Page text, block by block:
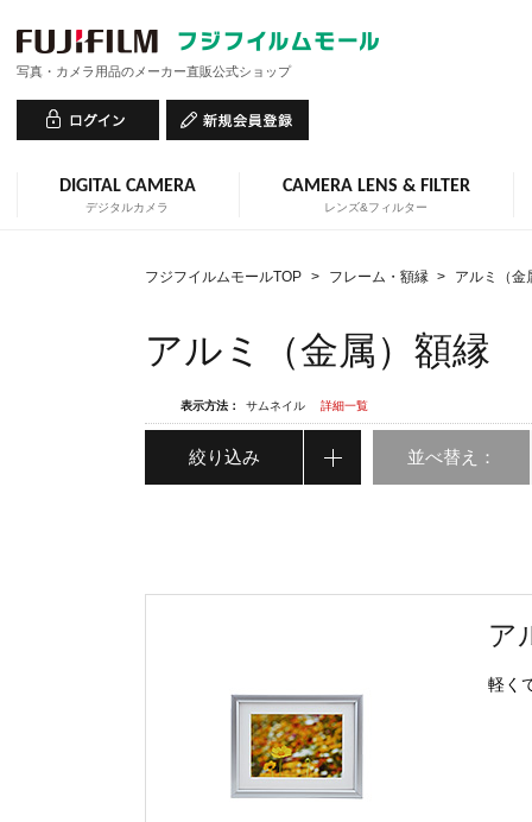
写真・カメラ用品のメーカー直販公式ショップ
DIGITAL CAMERA
デジタルカメラ
CAMERA LENS & FILTER
レンズ&フィルター
フジフイルムモールTOP > フレーム・額縁 > アルミ（金
アルミ（金属）額縁
表示方法： サムネイル 詳細一覧
絞り込み 並べ替え：
ア
軽く